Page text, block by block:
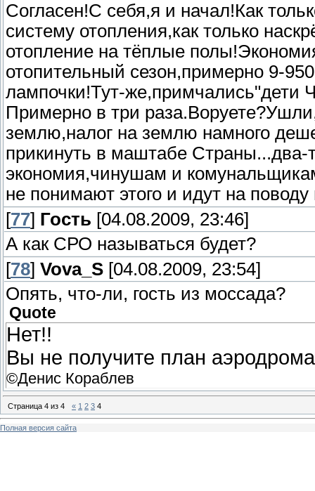
Согласен!С себя,я и начал!Как
систему отопления,как только
отопление на тёплые
отопительный сезон,примерно 9-
лампочки!Тут-же,примчались"дети
Примерно в три
землю,налог на землю намного
прикинуть в маштабе Страны...два-
экономия,чинушам и
не понимают этого и идут на
[77] Гость [04.08.2009, 23:46]
А как СРО называться будет?
[78] Vova_S [04.08.2009, 23:54]
Опять, что-ли, гость из моссада?
Quote
Нет!!
Вы не получите план
©Денис Кораблев
Страница 4 из 4 « 1 2 3 4
Полная версия сайта